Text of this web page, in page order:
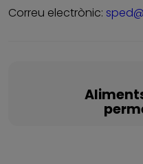
Correu electrònic: